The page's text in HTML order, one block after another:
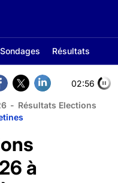
Sondages Résultats
02:56
- Résultats Elections
à